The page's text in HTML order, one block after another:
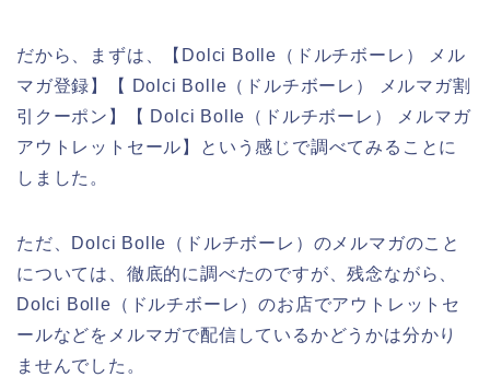
だから、まずは、【Dolci Bolle（ドルチボーレ） メル
マガ登録】【 Dolci Bolle（ドルチボーレ） メルマガ割
引クーポン】【 Dolci Bolle（ドルチボーレ） メルマガ
アウトレットセール】という感じで調べてみることに
しました。
ただ、Dolci Bolle（ドルチボーレ）のメルマガのこと
については、徹底的に調べたのですが、残念ながら、
Dolci Bolle（ドルチボーレ）のお店でアウトレットセ
ールなどをメルマガで配信しているかどうかは分かり
ませんでした。